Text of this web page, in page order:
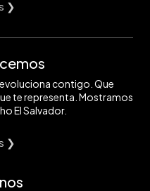
❯
contigo. Que
te representa. Mostramos
El Salvador.
❯